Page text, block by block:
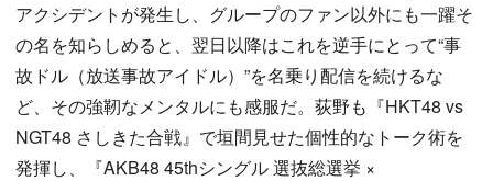
アクシデントが発生し、グループのファン以外にも一躍そ
の名を知らしめると、翌日以降はこれを逆手にとって“事
故ドル（放送事故アイドル）”を名乗り配信を続けるな
ど、その強靭なメンタルにも感服だ。荻野も『HKT48 vs
NGT48 さしきた合戦』で垣間見せた個性的なトーク術を
発揮し、『AKB48 45thシングル 選抜総選挙 ×